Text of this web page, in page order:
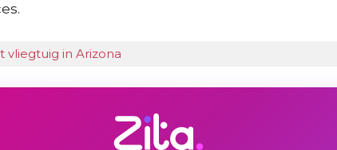
vliegtuig in Arizona